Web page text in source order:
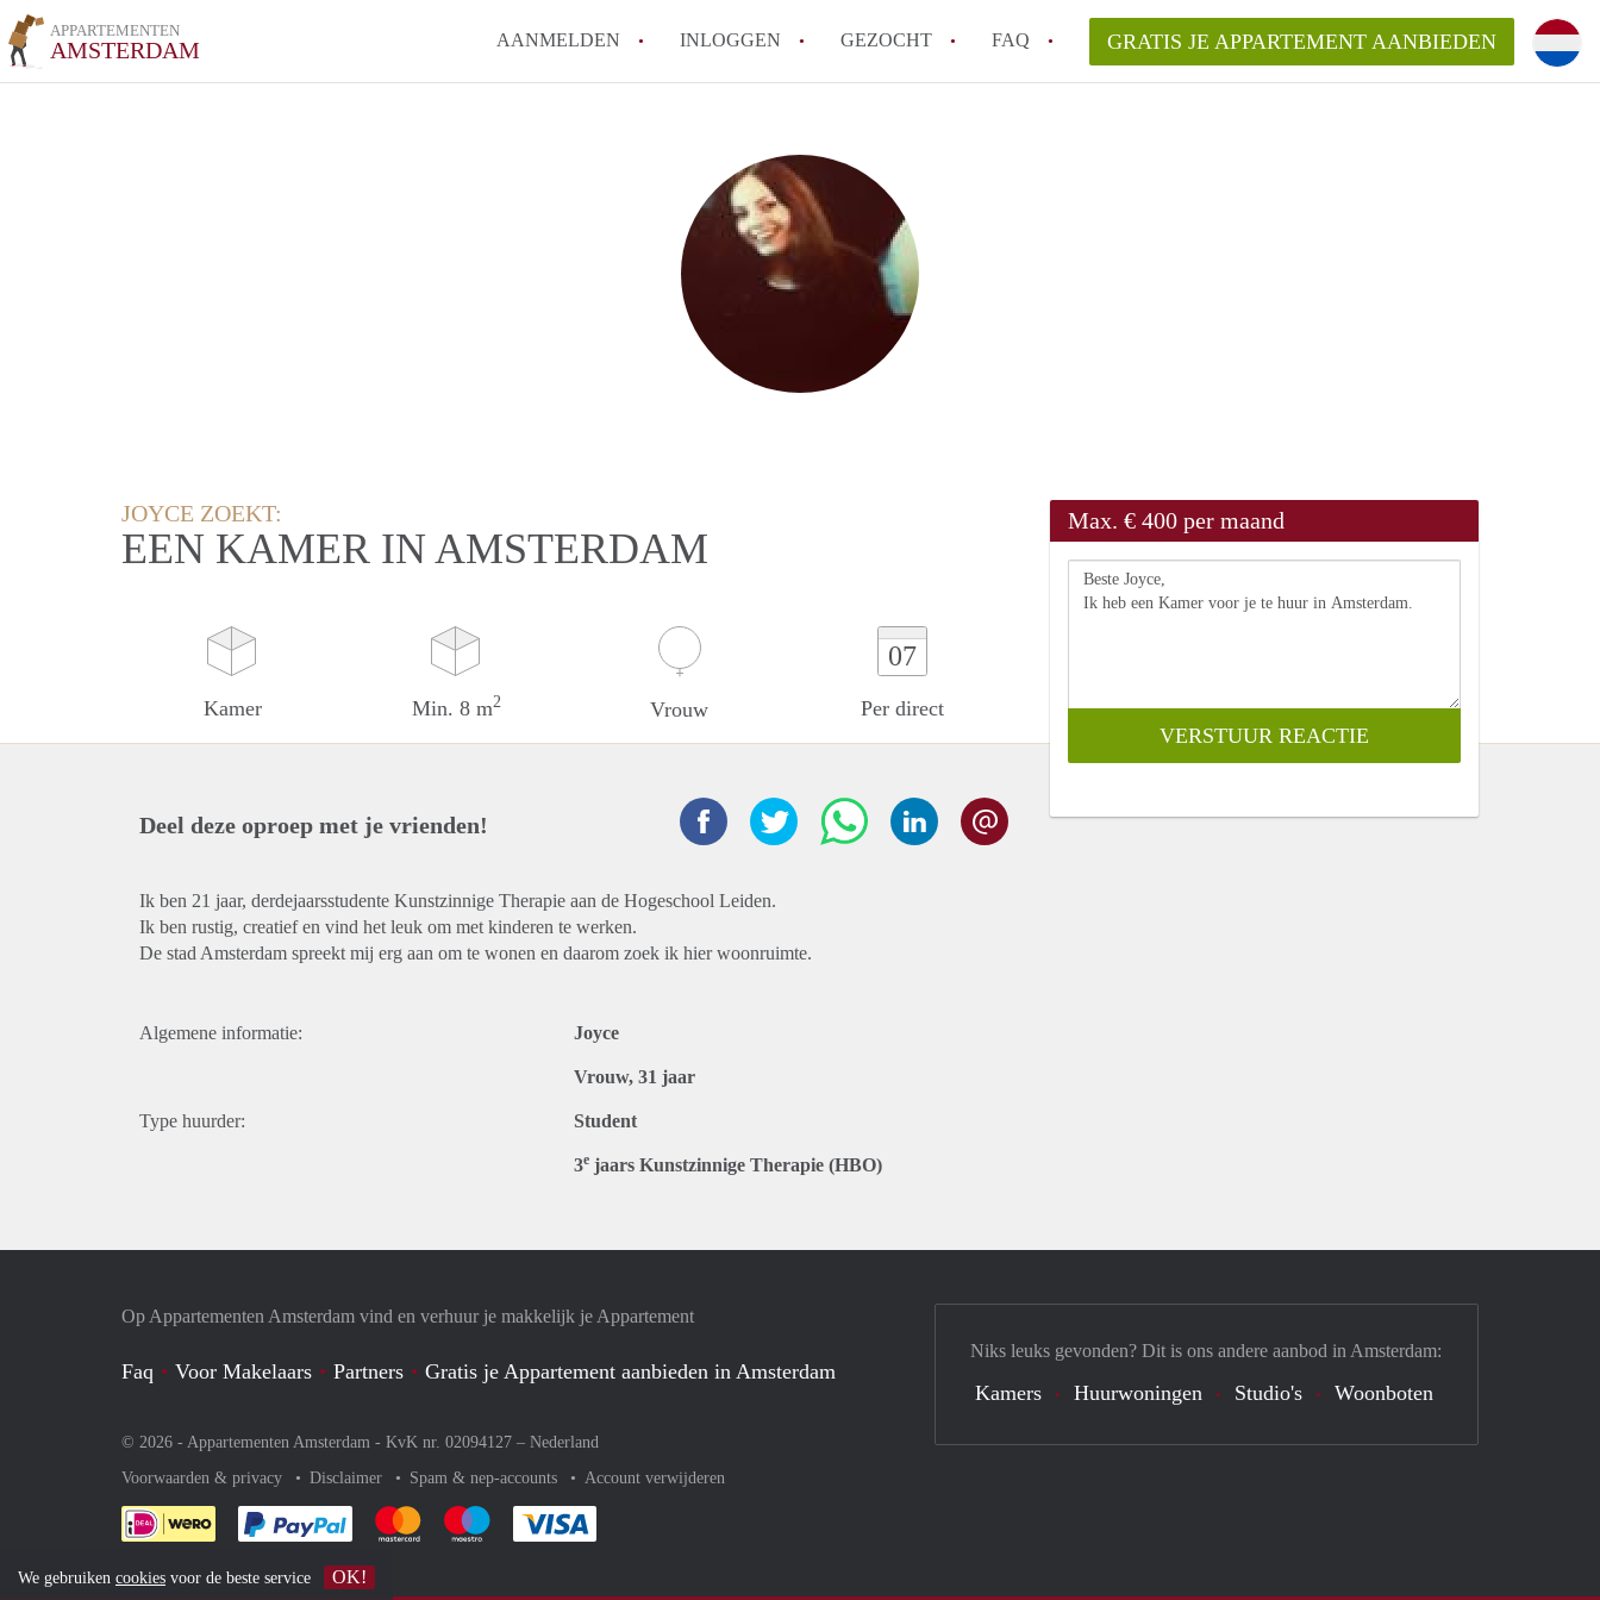
APPARTEMENTEN
AMSTERDAM AANMELDEN INLOGGEN GEZOCHT FAQ
Wat is de Wet Betaalbare Huur en wat betekent die voor mij als huurder in
Amsterdam?
Wat zijn de voordelen van het huren van een appartement in Amsterdam?
Hoe vind je een goedkoop appartement in Amsterdam?
Wat zijn de verplichtingen van een verhuurder van een huur appartement?
Kan je beter een appartement huren of kopen in Amsterdam?
Alle veelgestelde vragen
GRATIS JE APPARTEMENT AANBIEDEN
JOYCE ZOEKT:
EEN KAMER IN AMSTERDAM
Kamer Min. 8 m2 Vrouw
07
Per direct
Max. € 400 per maand
Deel deze oproep met je vrienden!
Ik ben 21 jaar, derdejaarsstudente Kunstzinnige Therapie aan de Hogeschool Leiden.
Ik ben rustig, creatief en vind het leuk om met kinderen te werken.
De stad Amsterdam spreekt mij erg aan om te wonen en daarom zoek ik hier woonruimte.
Algemene informatie: Joyce
Vrouw, 31 jaar
Type huurder: Student
3e jaars Kunstzinnige Therapie (HBO)
Op Appartementen Amsterdam vind en verhuur je makkelijk je Appartement
Faq Voor Makelaars Partners Gratis je Appartement aanbieden in Amsterdam
© 2026 - Appartementen Amsterdam - KvK nr. 02094127 – Nederland
Voorwaarden & privacy
Disclaimer Spam & nep-accounts Account verwijderen
Je rekent gemakkelijk af met Paypal
Je rekent gemakkelijk af met Mastercard
Je rekent gemakkelijk af met Meastro
Niks leuks gevonden? Dit is ons andere aanbod in Amsterdam:
Kamers Huurwoningen Studio's Woonboten
We gebruiken cookies voor de beste service OK!